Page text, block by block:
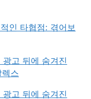
인 타협점: 겪어보
고 뒤에 숨겨진
스
고 뒤에 숨겨진